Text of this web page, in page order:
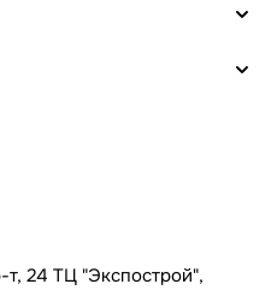
24 ТЦ "Экспострой",